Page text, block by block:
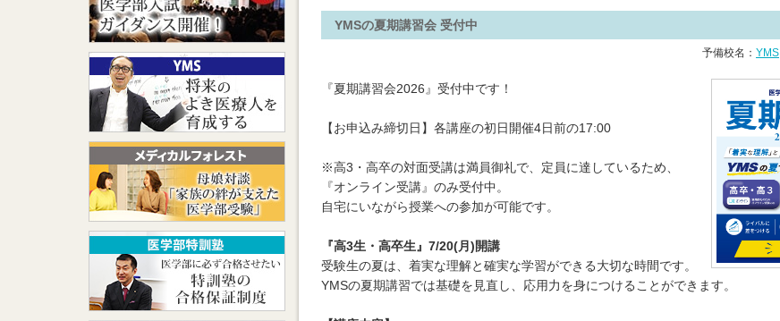
YMSの夏期講習会 受付中
予備校名： YMS
『夏期講習会2026』受付中です！
【お申込み締切日】各講座の初日開催4日前の17:00
※高3・高卒の対面受講は満員御礼で、定員に達しているため、
『オンライン受講』のみ受付中。
自宅にいながら授業への参加が可能です。
『高3生・高卒生』7/20(月)開講
受験生の夏は、着実な理解と確実な学習ができる大切な時間です。
YMSの夏期講習では基礎を見直し、応用力を身につけることができます。